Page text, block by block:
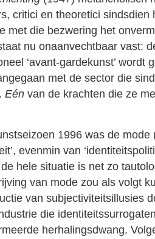
critici en theoretici sindsdien
met die bezwering het
nu onaanvechtbaar vast:
‘avant-gardekunst’ wordt
met de sector die
Eén van de krachten die ze
1996 was de
evenmin van
hele situatie is net zo
van mode zou als volgt
van subjectiviteitsillusies
die
herhalingsdwang.